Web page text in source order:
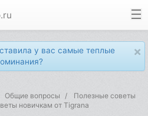
×
у вас самые теплые
Общие вопросы
Полезные советы
новичкам от Tigranа